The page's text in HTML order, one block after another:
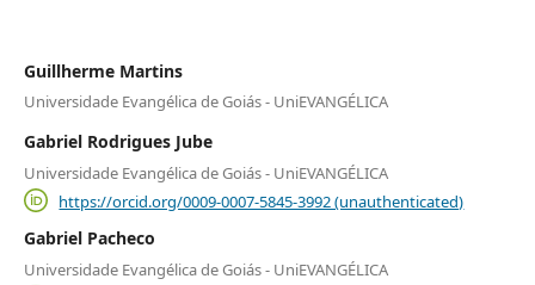
Guillherme Martins
Universidade Evangélica de Goiás - UniEVANGÉLICA
Gabriel Rodrigues Jube
Universidade Evangélica de Goiás - UniEVANGÉLICA
https://orcid.org/0009-0007-5845-3992 (unauthenticated)
Gabriel Pacheco
Universidade Evangélica de Goiás - UniEVANGÉLICA